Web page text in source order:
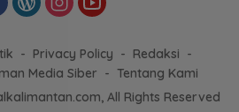
Privacy Policy
Redaksi
Media Siber
Tentang Kami
All Rights Reserved